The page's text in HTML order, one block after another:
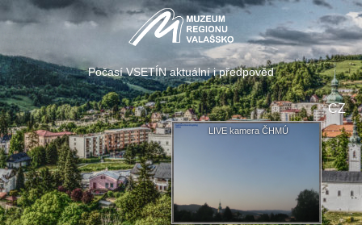
Počasí VSETÍN aktuální i předpověd
CZ
LIVE kamera ČHMÚ